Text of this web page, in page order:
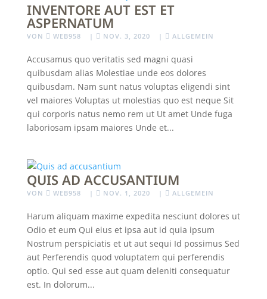
INVENTORE AUT EST ET
ASPERNATUM
VON WEB958 | NOV. 3, 2020 | ALLGEMEIN
Accusamus quo veritatis sed magni quasi
quibusdam alias Molestiae unde eos dolores
quibusdam. Nam sunt natus voluptas eligendi sint
vel maiores Voluptas ut molestias quo est neque Sit
qui corporis natus nemo rem ut Ut amet Unde fuga
laboriosam ipsam maiores Unde et...
QUIS AD ACCUSANTIUM
VON WEB958 | NOV. 1, 2020 | ALLGEMEIN
Harum aliquam maxime expedita nesciunt dolores ut
Odio et eum Qui eius et ipsa aut id quia ipsum
Nostrum perspiciatis et ut aut sequi Id possimus Sed
aut Perferendis quod voluptatem qui perferendis
optio. Qui sed esse aut quam deleniti consequatur
est. In dolorum...